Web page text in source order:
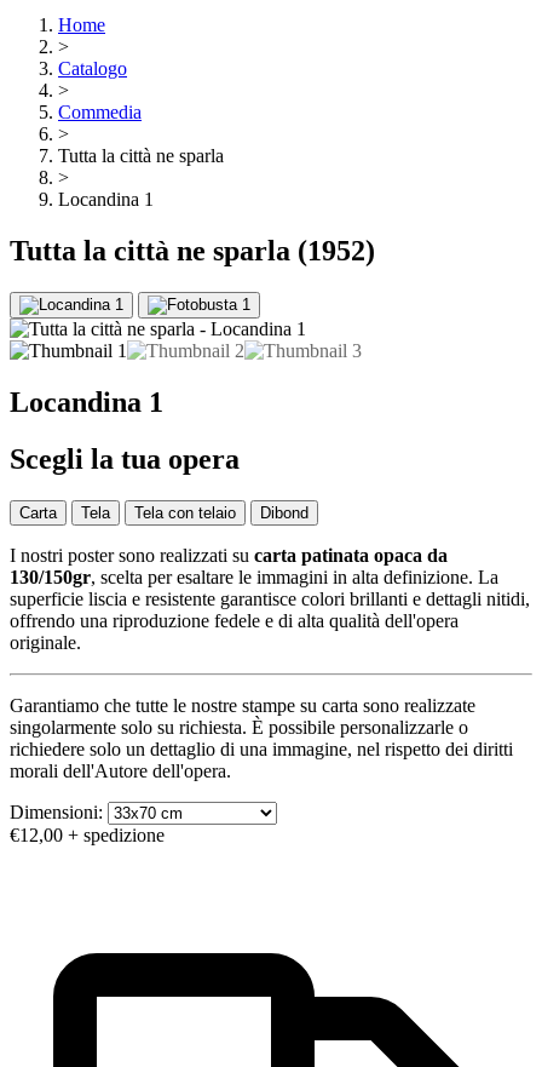
Home
>
Catalogo
>
Commedia
>
Tutta la città ne sparla
>
Locandina 1
Tutta la città ne sparla (1952)
Locandina 1
Scegli la tua opera
Carta Tela Tela con telaio Dibond
I nostri poster sono realizzati su carta patinata opaca da
130/150gr, scelta per esaltare le immagini in alta definizione. La
superficie liscia e resistente garantisce colori brillanti e dettagli nitidi,
offrendo una riproduzione fedele e di alta qualità dell'opera
originale.
Garantiamo che tutte le nostre stampe su carta sono realizzate
singolarmente solo su richiesta. È possibile personalizzarle o
richiedere solo un dettaglio di una immagine, nel rispetto dei diritti
morali dell'Autore dell'opera.
Dimensioni:
€12,00 + spedizione